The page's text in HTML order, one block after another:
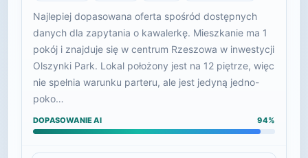
Najlepiej dopasowana oferta spośród dostępnych
danych dla zapytania o kawalerkę. Mieszkanie ma 1
pokój i znajduje się w centrum Rzeszowa w inwestycji
Olszynki Park. Lokal położony jest na 12 piętrze, więc
nie spełnia warunku parteru, ale jest jedyną jedno-
poko…
DOPASOWANIE AI 94%